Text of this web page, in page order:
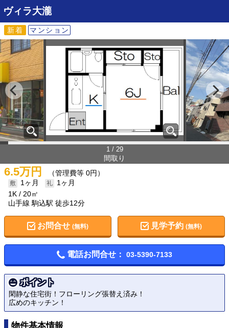
ヴィラ大瀧
新着 マンション
1 / 29
間取り
6.5万円 （管理費等 0円）
1ヶ月
1ヶ月
1K
20㎡
山手線 駒込駅 徒歩12分
お問合せ (無料) 見学予約(無料)
電話お問合せ： 03-5390-7133
ポイント
閑静な住宅街！フローリング張替え済み！
広めのキッチン！
物件基本情報